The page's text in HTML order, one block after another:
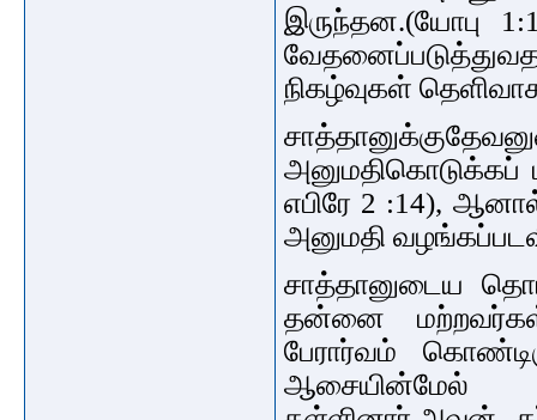
இருந்தன.(யோபு
நிகழ்வுகள்
அனுமதிகொடுக்கப்
எபிரே 2 :14),
அனுமதி
சாத்தானுடைய
தன்னை
பேரார்வம்
ஆசையின்மேல்